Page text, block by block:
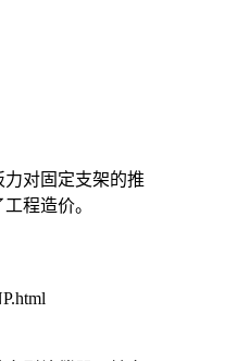
对固定支架的推
程造价。